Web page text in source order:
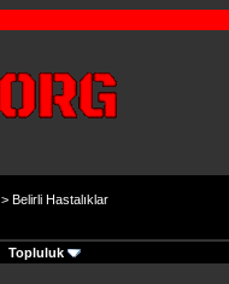
> Belirli Hastalıklar
Topluluk